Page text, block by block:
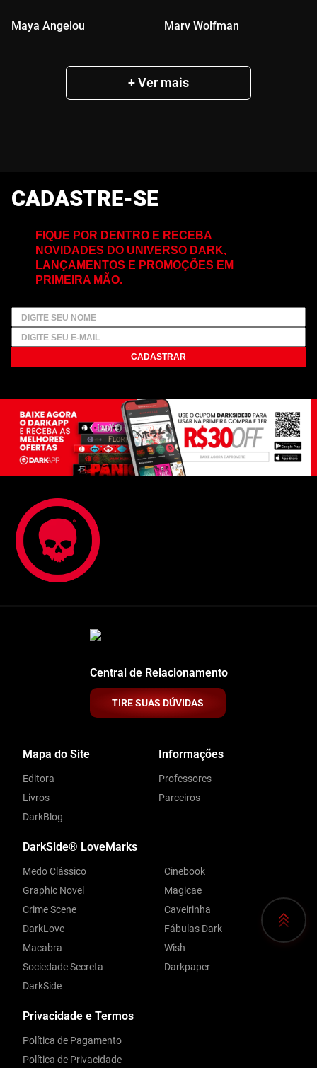
Maya Angelou Marv Wolfman
CADASTRE-SE
FIQUE POR DENTRO E RECEBA
NOVIDADES DO UNIVERSO DARK,
LANÇAMENTOS E PROMOÇÕES EM
PRIMEIRA MÃO.
CADASTRAR
Central de Relacionamento
TIRE SUAS DÚVIDAS
Privacidade e Termos
Política de Pagamento
Política de Privacidade
Mapa do Site
Editora
Livros
DarkBlog
Informações
Professores
Parceiros
DarkSide® LoveMarks
Medo Clássico
Graphic Novel
Crime Scene
DarkLove
Macabra
Sociedade Secreta
DarkSide
Cinebook
Magicae
Caveirinha
Fábulas Dark
Wish
Darkpaper